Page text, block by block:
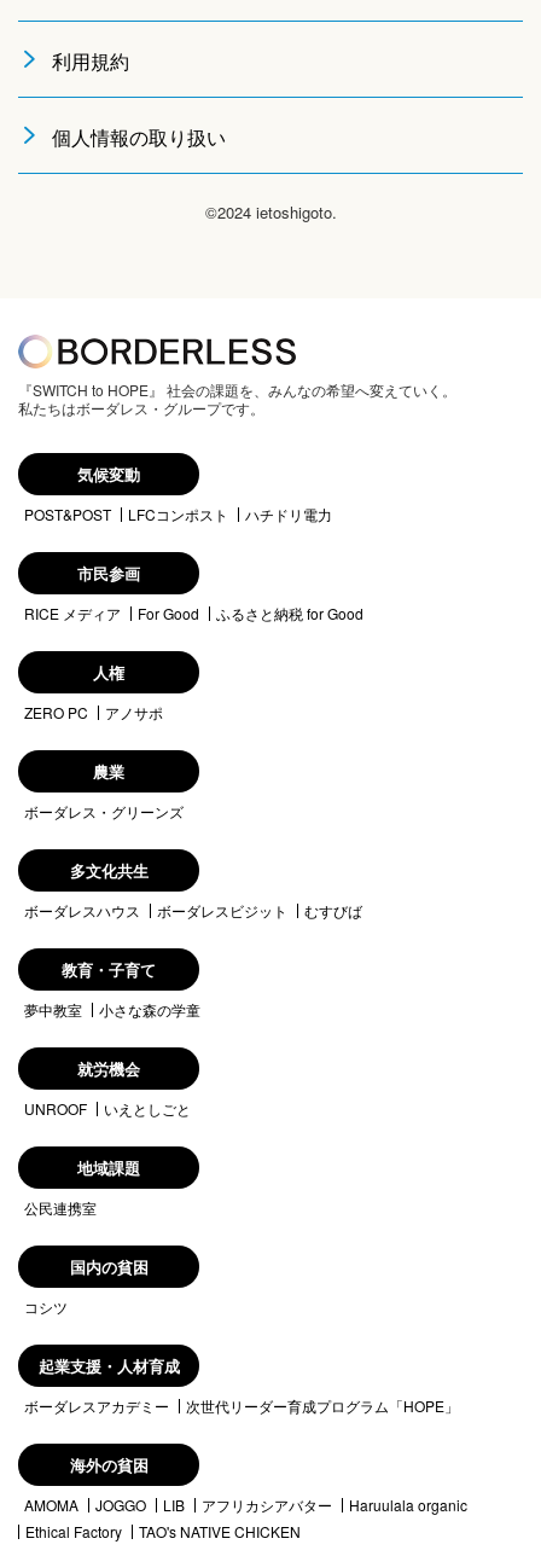
利用規約
個人情報の取り扱い
©2024 ietoshigoto.
『SWITCH to HOPE』 社会の課題を、みんなの希望へ変えていく。
私たちはボーダレス・グループです。
気候変動
POST&POST LFCコンポスト ハチドリ電力
市民参画
RICE メディア For Good ふるさと納税 for Good
人権
ZERO PC アノサポ
農業
ボーダレス・グリーンズ
多文化共生
ボーダレスハウス ボーダレスビジット むすびば
教育・子育て
夢中教室 小さな森の学童
就労機会
UNROOF いえとしごと
地域課題
公民連携室
国内の貧困
コシツ
起業支援・人材育成
ボーダレスアカデミー 次世代リーダー育成プログラム「HOPE」
海外の貧困
AMOMA JOGGO LIB アフリカシアバター
Haruulala organic
Ethical Factory
TAO's NATIVE CHICKEN